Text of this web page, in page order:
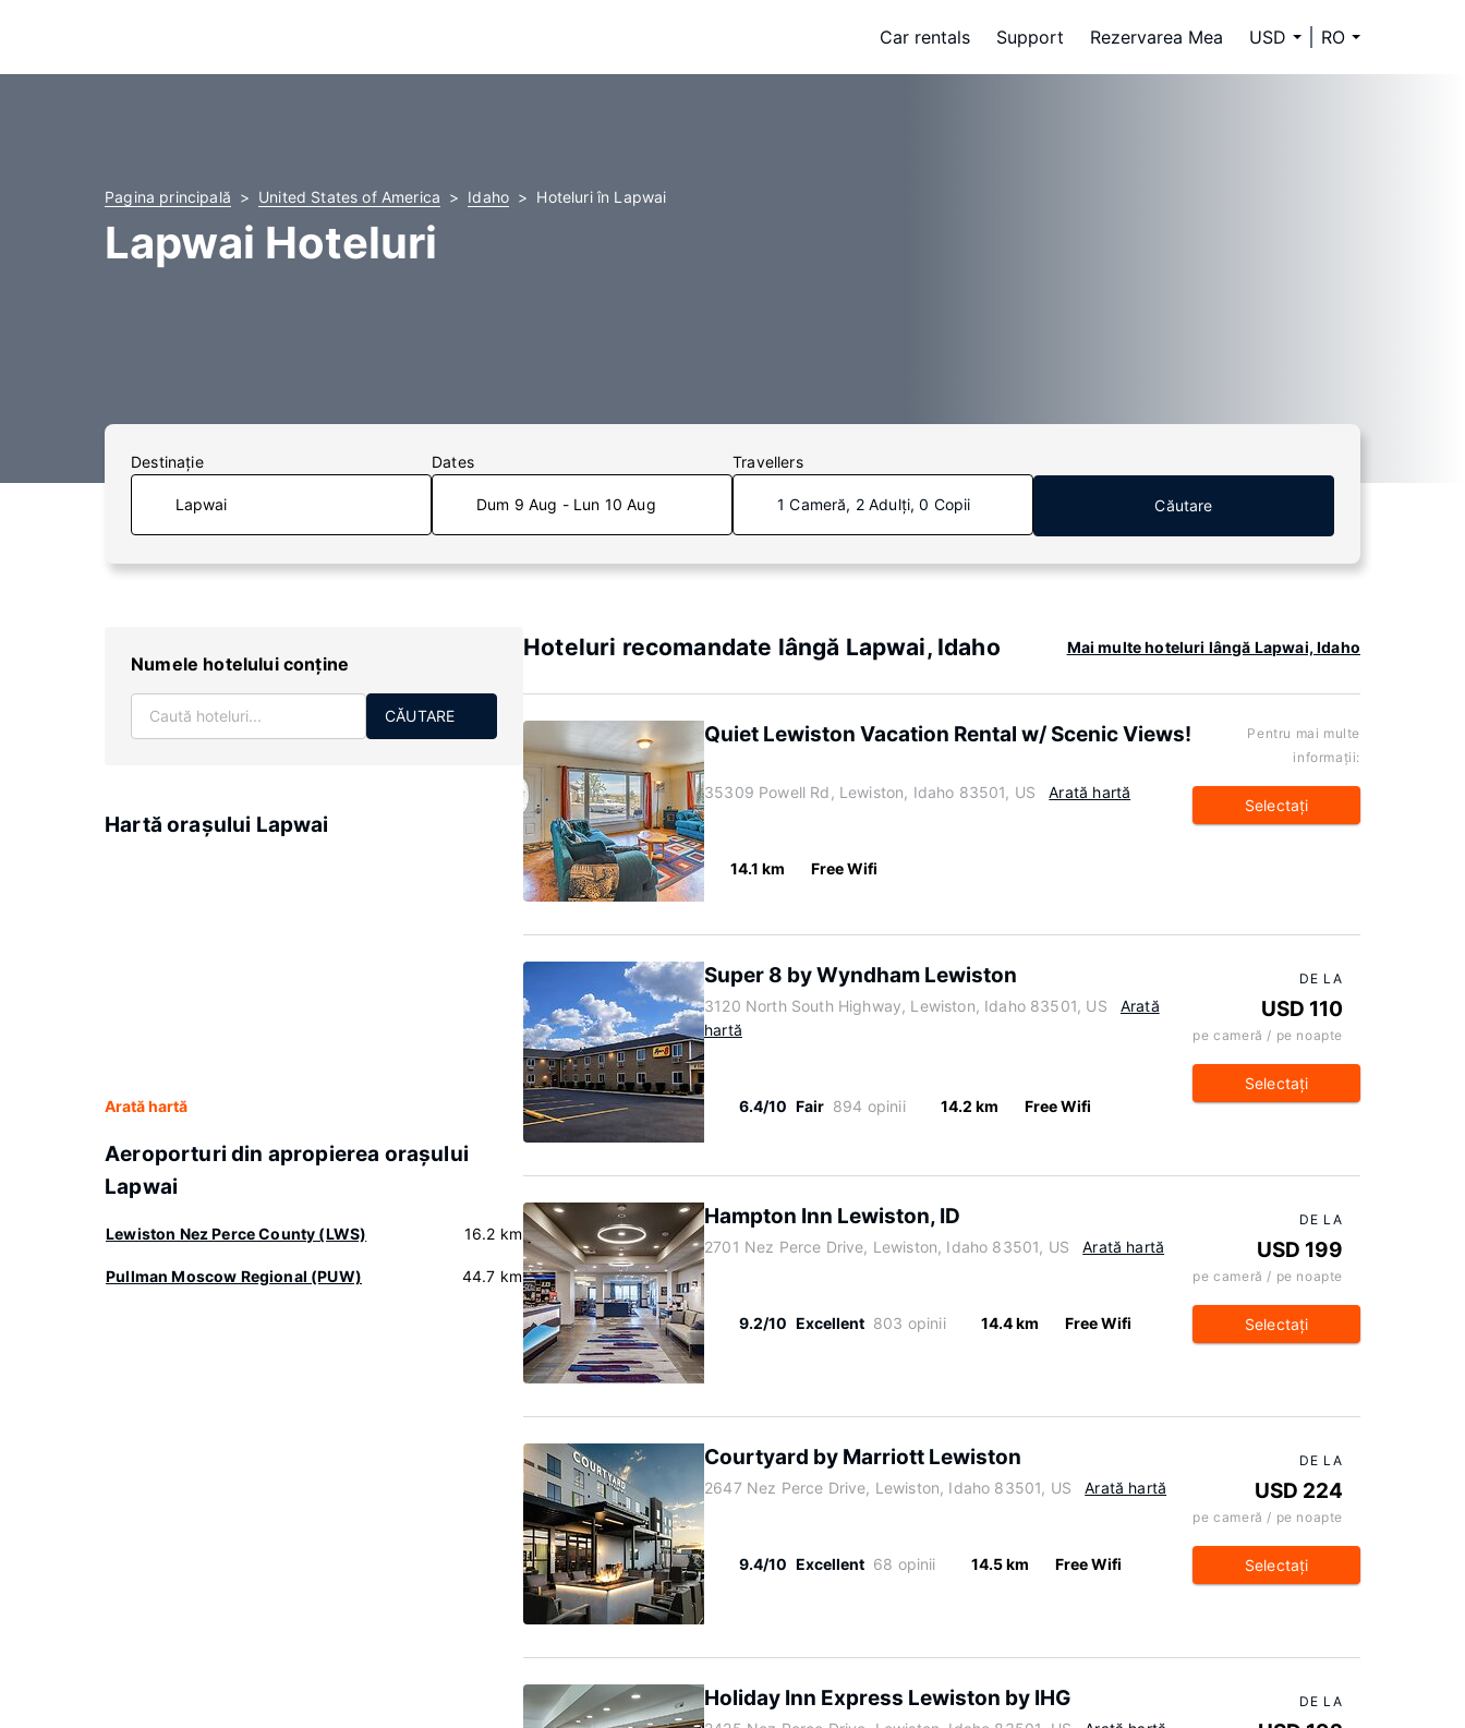
Car rentals Support Rezervarea Mea USD RO
Pagina principală United States of America Idaho Hoteluri în Lapwai
Lapwai Hoteluri
Destinaţie Dates
Dum 9 Aug - Lun 10 Aug
Travellers
1 Cameră, 2 Adulți, 0 Copii Căutare
Numele hotelului conţine
CĂUTARE
Hartă oraşului Lapwai
Arată hartă
Aeroporturi din apropierea oraşului
Lapwai
Lewiston Nez Perce County (LWS) 16.2 km
Pullman Moscow Regional (PUW) 44.7 km
Hoteluri recomandate lângă Lapwai, Idaho Mai multe hoteluri lângă Lapwai, Idaho
Quiet Lewiston Vacation Rental w/ Scenic Views!
35309 Powell Rd, Lewiston, Idaho 83501, US Arată hartă
14.1 km Free Wifi
Pentru mai multe
informaţii:
Selectaţi
Super 8 by Wyndham Lewiston
3120 North South Highway, Lewiston, Idaho 83501, US
Arată
hartă
6.4/10 Fair 894 opinii 14.2 km Free Wifi
DE LA
USD 110
pe cameră / pe noapte
Selectaţi
Hampton Inn Lewiston, ID
2701 Nez Perce Drive, Lewiston, Idaho 83501, US Arată hartă
9.2/10 Excellent 803 opinii 14.4 km Free Wifi
DE LA
USD 199
pe cameră / pe noapte
Selectaţi
Courtyard by Marriott Lewiston
2647 Nez Perce Drive, Lewiston, Idaho 83501, US Arată hartă
9.4/10 Excellent 68 opinii 14.5 km Free Wifi
DE LA
USD 224
pe cameră / pe noapte
Selectaţi
Holiday Inn Express Lewiston by IHG DE LA